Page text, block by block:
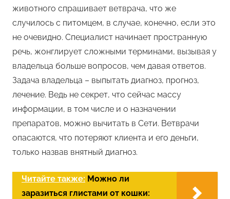
животного спрашивает ветврача, что же
случилось с питомцем, в случае, конечно, если это
не очевидно. Специалист начинает пространную
речь, жонглирует сложными терминами, вызывая у
владельца больше вопросов, чем давая ответов.
Задача владельца – выпытать диагноз, прогноз,
лечение. Ведь не секрет, что сейчас массу
информации, в том числе и о назначении
препаратов, можно вычитать в Сети. Ветврачи
опасаются, что потеряют клиента и его деньги,
только назвав внятный диагноз.
Читайте также: Можно ли
заразиться глистами от кошки: